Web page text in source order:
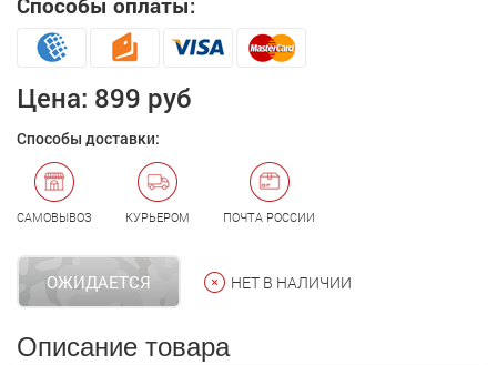
Цена: 899 руб
Способы доставки:
САМОВЫВОЗ КУРЬЕРОМ ПОЧТА РОССИИ
ОЖИДАЕТСЯ НЕТ В НАЛИЧИИ
Описание товара